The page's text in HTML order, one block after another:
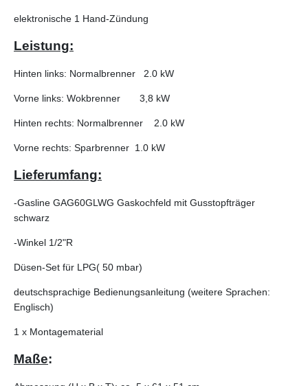
elektronische 1 Hand-Zündung
Leistung:
Hinten links: Normalbrenner 2.0 kW
Vorne links: Wokbrenner 3,8 kW
Hinten rechts: Normalbrenner 2.0 kW
Vorne rechts: Sparbrenner 1.0 kW
Lieferumfang:
-Gasline GAG60GLWG Gaskochfeld mit Gusstopfträger
schwarz
-Winkel 1/2"R
Düsen-Set für LPG( 50 mbar)
deutschsprachige Bedienungsanleitung (weitere Sprachen:
Englisch)
1 x Montagematerial
Maße: